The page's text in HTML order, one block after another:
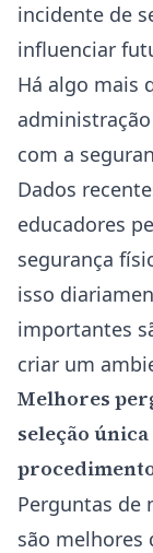
incidente de
influenciar
Há algo mais
com a
Dados
educadores
segurança
isso
importantes
criar um
Melhores
seleção
Perguntas de
são melhores